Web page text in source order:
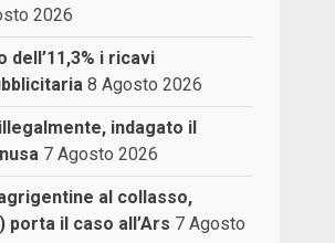
2026
dell’11,3% i ricavi
8 Agosto 2026
indagato il
7 Agosto 2026
al collasso,
porta il caso all’Ars 7 Agosto